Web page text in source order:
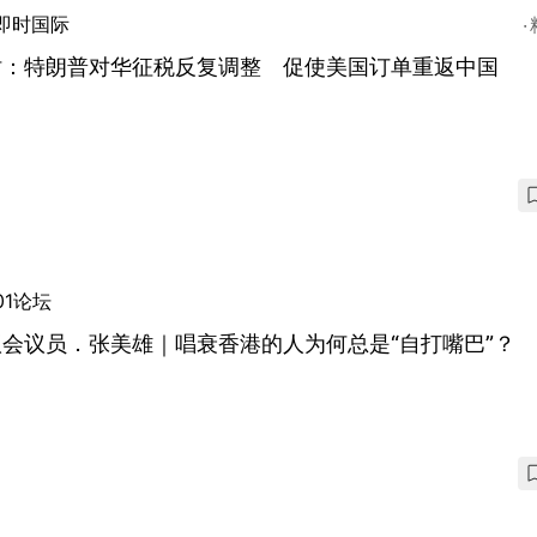
时国际
特朗普对华征税反复调整 促使美国订单重返中国
论坛
议员．张美雄｜唱衰香港的人为何总是“自打嘴巴”？